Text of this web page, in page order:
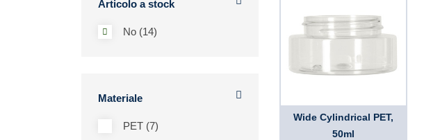
Articolo a stock
No (14)
Materiale
PET (7)
Wide Cylindrical PET,
50ml